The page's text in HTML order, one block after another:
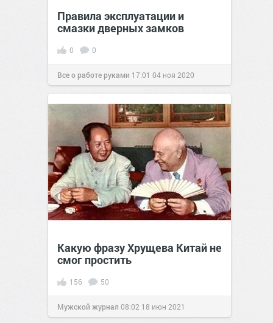
Правила эксплуатации и
смазки дверных замков
0 0
Все о работе руками 17:01 04 ноя 2020
Какую фразу Хрущева Китай не
смог простить
156 50
Мужской журнал 08:02 18 июн 2021